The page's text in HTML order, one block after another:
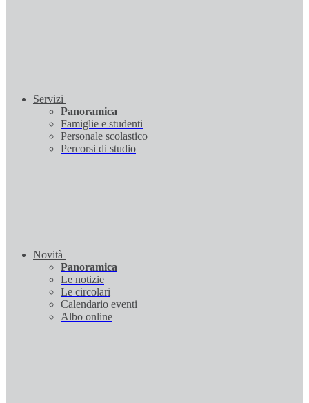
Servizi
Panoramica
Famiglie e studenti
Personale scolastico
Percorsi di studio
Novità
Panoramica
Le notizie
Le circolari
Calendario eventi
Albo online